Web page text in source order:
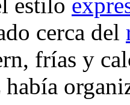
cerca del
frías y